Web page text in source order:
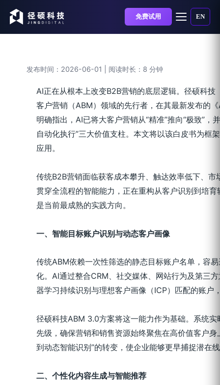
免费试用 EN
发布时间：2026-06-01 | 阅读时长：8 分钟
AI正在从根本上改变B2B营销的底层逻辑。径硕科
客户营销（ABM）领域的先行者，在其最新发布的
明确指出，AI已将大客户营销从“精准”推向“极致”，
自动化执行”三大价值支柱。本文将以该白皮书为框
应用。
传统B2B营销面临获客成本攀升、触达效率低下、
贯穿全流程的智能能力，正在重构从客户识别到培
是当前最成熟的实践方向。
一、智能目标账户识别与动态客户画像
传统ABM依赖一次性筛选的静态目标账户名单，容
化。AI通过整合CRM、社交媒体、网站行为及第三
器学习持续识别与理想客户画像（ICP）匹配的账户
径硕科技ABM 3.0方案将这一能力作为基础。系统
先级，确保营销和销售资源始终聚焦在高价值客户
到动态智能识别”的转变，使企业能够更早捕捉潜在
二、个性化内容生成与智能推荐